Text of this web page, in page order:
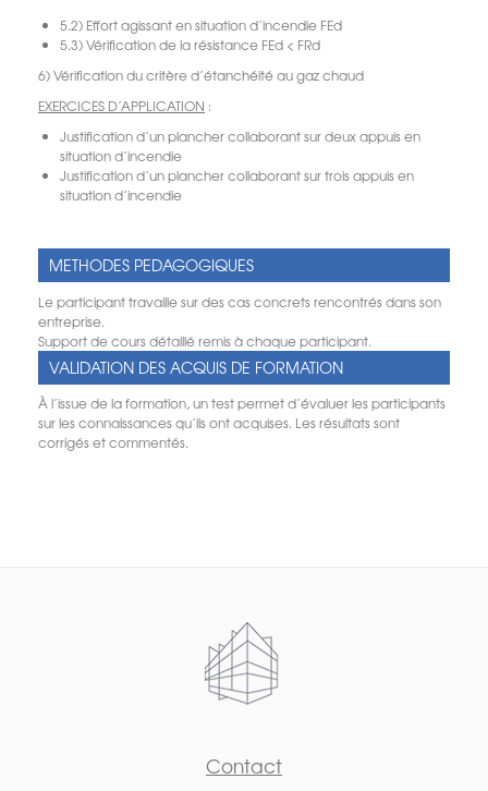
5.2) Effort agissant en situation d’incendie FEd
5.3) Vérification de la résistance FEd < FRd
6) Vérification du critère d’étanchéité au gaz chaud
EXERCICES D’APPLICATION :
Justification d’un plancher collaborant sur deux appuis en
situation d’incendie
Justification d’un plancher collaborant sur trois appuis en
situation d’incendie
METHODES PEDAGOGIQUES
Le participant travaille sur des cas concrets rencontrés dans son
entreprise.
Support de cours détaillé remis à chaque participant.
VALIDATION DES ACQUIS DE FORMATION
À l’issue de la formation, un test permet d’évaluer les participants
sur les connaissances qu’ils ont acquises. Les résultats sont
corrigés et commentés.
Contact